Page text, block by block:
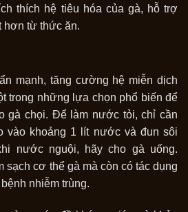
thích hệ tiêu hóa của gà, hỗ trợ
hơn từ thức ăn.
mạnh, tăng cường hệ miễn dịch
trong những lựa chọn phổ biến để
gà chọi. Để làm nước tỏi, chỉ cần
vào khoảng 1 lít nước và đun sôi
nước nguội, hãy cho gà uống.
sạch cơ thể gà mà còn có tác dụng
nhiễm trùng.